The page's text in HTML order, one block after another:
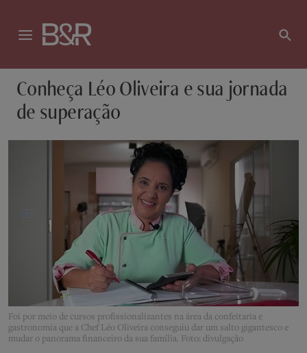
Conheça Léo Oliveira e sua jornada
de superação
Foi por meio de cursos profissionalizantes na área da confeitaria e
gastronomia que a Chef Léo Oliveira conseguiu dar um salto gigantesco e
mudar o panorama financeiro da sua família. Foto: divulgação